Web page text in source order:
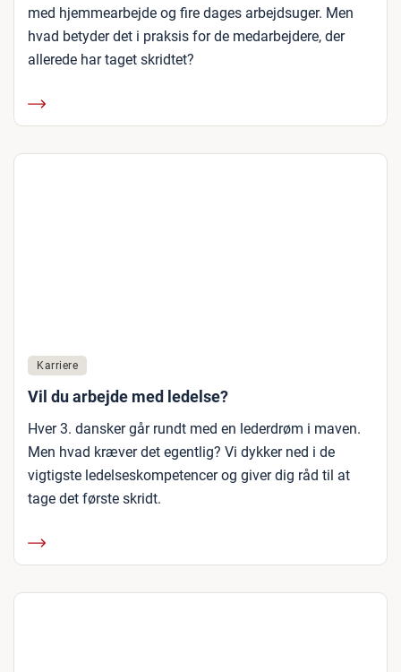
med hjemmearbejde og fire dages arbejdsuger. Men
hvad betyder det i praksis for de medarbejdere, der
allerede har taget skridtet?
Karriere
Vil du arbejde med ledelse?
Hver 3. dansker går rundt med en lederdrøm i maven.
Men hvad kræver det egentlig? Vi dykker ned i de
vigtigste ledelseskompetencer og giver dig råd til at
tage det første skridt.